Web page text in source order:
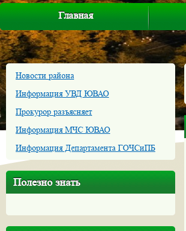
Главная
Новости района
Информация УВД ЮВАО
Прокурор разъясняет
Информация МЧС ЮВАО
Информация Департамента ГОЧСиПБ
Полезно знать